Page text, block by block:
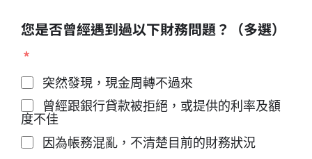
您是否曾經遇到過以下財務問題？（多選）
突然發現，現金周轉不過來
曾經跟銀行貸款被拒絕，或提供的利率及額
度不佳
因為帳務混亂，不清楚目前的財務狀況